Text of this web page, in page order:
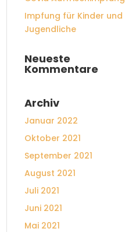
Impfung für Kinder und
Jugendliche
Neueste
Kommentare
Archiv
Januar 2022
Oktober 2021
September 2021
August 2021
Juli 2021
Juni 2021
Mai 2021